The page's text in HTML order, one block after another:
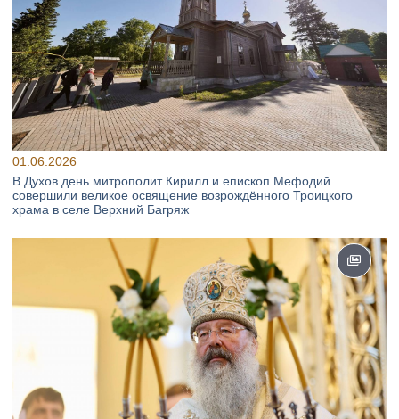
01.06.2026
В Духов день митрополит Кирилл и епископ Мефодий
совершили великое освящение возрождённого Троицкого
храма в селе Верхний Багряж